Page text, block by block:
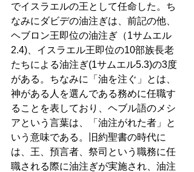
でイスラエルの王として任命した。ち
なみにダビデの油注ぎは、前記の他、
ヘブロン王即位の油注ぎ（1サムエル
2.4)、イスラエル王即位の10部族長老
たちによる油注ぎ(1サムエル5.3)の3度
がある。ちなみに「油を注ぐ」とは、
神がある人を選んである務めに任職す
ることを表しており、ヘブル語のメシ
アという言葉は、「油注がれた者」と
いう意味である。旧約聖書の時代に
は、王、預言者、祭司という職務に任
職される際に油注ぎが実施され、油注